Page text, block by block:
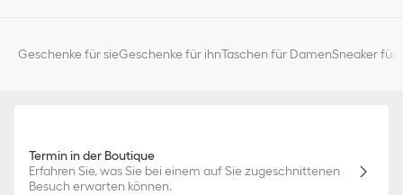
Geschenke für sieGeschenke für ihnTaschen für DamenSneaker für
Termin in der Boutique
Erfahren Sie, was Sie bei einem auf Sie zugeschnittenen
Besuch erwarten können.